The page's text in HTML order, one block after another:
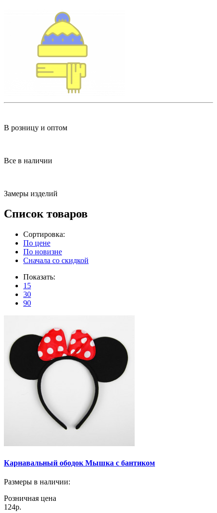
В розницу и оптом
Все в наличии
Замеры изделий
Список товаров
Сортировка:
По цене
По новизне
Сначала со скидкой
Показать:
15
30
90
Карнавальный ободок Мышка с бантиком
Размеры в наличии:
Розничная цена
124р.